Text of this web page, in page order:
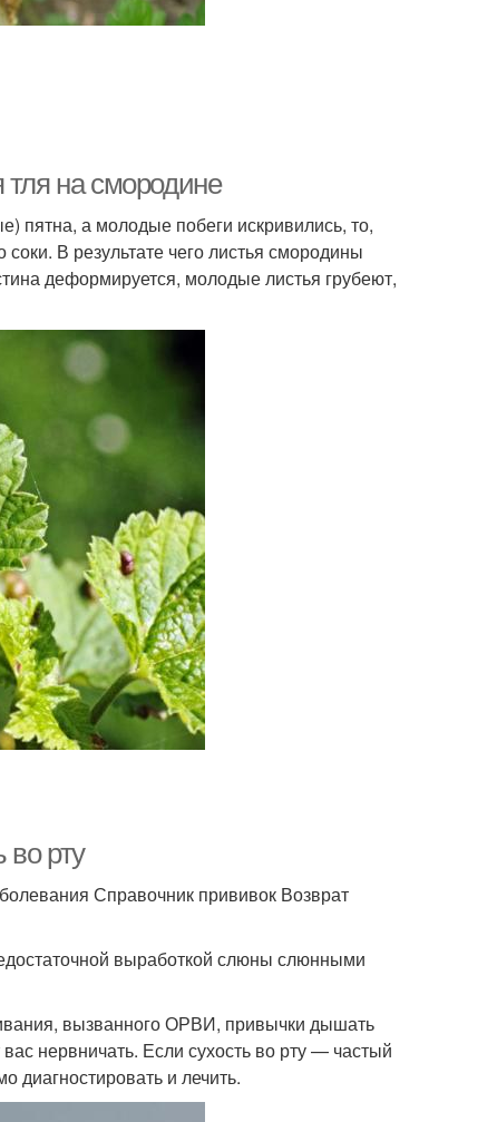
на смородине
пятна, а молодые побеги искривились, то,
В результате чего листья смородины
деформируется, молодые листья грубеют,
во рту
Справочник прививок Возврат
выработкой слюны слюнными
вызванного ОРВИ, привычки дышать
нервничать. Если сухость во рту — частый
диагностировать и лечить.